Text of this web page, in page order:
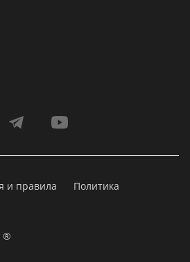
и правила
Политика
®